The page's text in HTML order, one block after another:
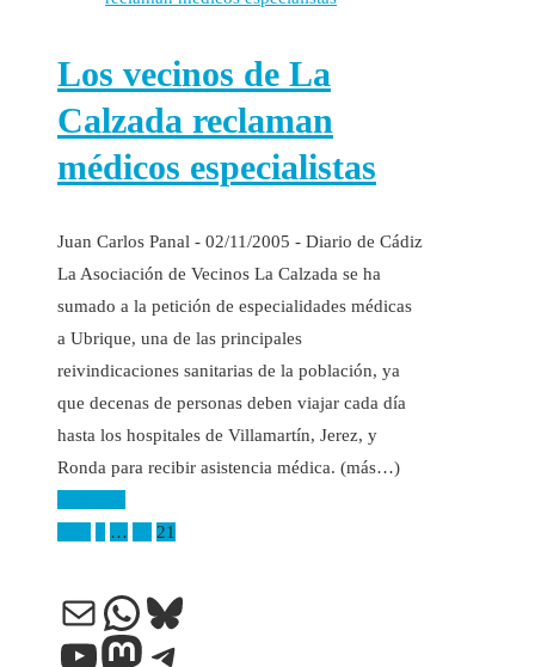
Los vecinos de La
Calzada reclaman
médicos especialistas
Juan Carlos Panal - 02/11/2005 - Diario de Cádiz
La Asociación de Vecinos La Calzada se ha
sumado a la petición de especialidades médicas
a Ubrique, una de las principales
reivindicaciones sanitarias de la población, ya
que decenas de personas deben viajar cada día
hasta los hospitales de Villamartín, Jerez, y
Ronda para recibir asistencia médica. (más…)
Paginación
de
entradas
… 21
Correo electrónico
WhatsApp
Bluesky
YouTube
Mastodon
Telegram